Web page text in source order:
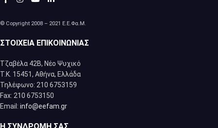
© Copyright 2008 – 2021 Ε.Ε.Φα.Μ.
ΣΤΟΙΧΕΊΑ ΕΠΙΚΟΙΝΩΝΊΑΣ
Τζαβέλα 42Β, Νέο Ψυχικό
Τ.Κ. 15451, Αθήνα, Eλλάδα
Τηλέφωνο: 210 6753159
Fax: 210 6753150
Email: info@eefam.gr